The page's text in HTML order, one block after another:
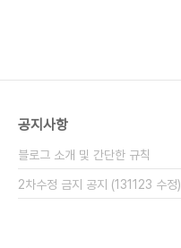
공지사항
블로그 소개 및 간단한 규칙
2차수정 금지 공지 (131123 수정)